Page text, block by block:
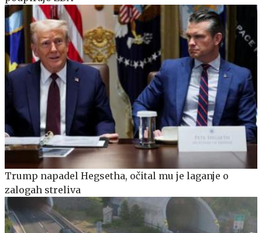
Trump napadel Hegsetha, očital mu je laganje o
zalogah streliva